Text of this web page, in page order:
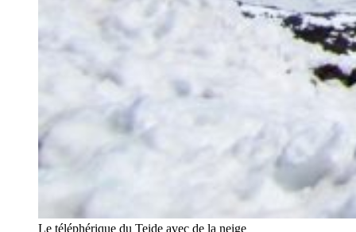
Le téléphérique du Teide avec de la neige